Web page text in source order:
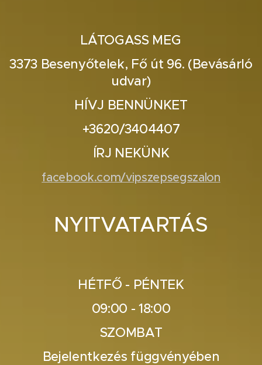
LÁTOGASS MEG
3373 Besenyőtelek, Fő út 96. (Bevásárló
udvar)
HÍVJ BENNÜNKET
+3620/3404407
ÍRJ NEKÜNK
facebook.com/vipszepsegszalon
NYITVATARTÁS
HÉTFŐ - PÉNTEK
09:00 - 18:00
SZOMBAT
Bejelentkezés függvényében